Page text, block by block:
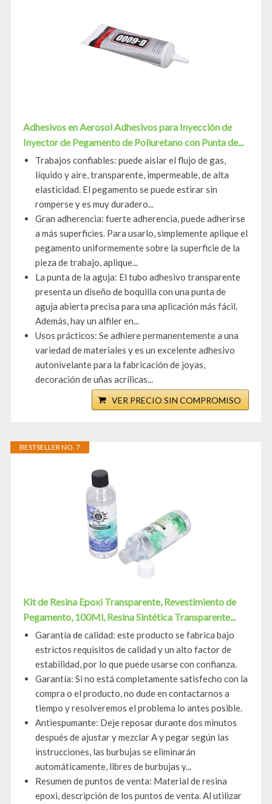
Adhesivos en Aerosol Adhesivos para Inyección de
Inyector de Pegamento de Poliuretano con Punta de...
Trabajos confiables: puede aislar el flujo de gas,
líquido y aire, transparente, impermeable, de alta
elasticidad. El pegamento se puede estirar sin
romperse y es muy duradero...
Gran adherencia: fuerte adherencia, puede adherirse
a más superficies. Para usarlo, simplemente aplique el
pegamento uniformemente sobre la superficie de la
pieza de trabajo, aplique...
La punta de la aguja: El tubo adhesivo transparente
presenta un diseño de boquilla con una punta de
aguja abierta precisa para una aplicación más fácil.
Además, hay un alfiler en...
Usos prácticos: Se adhiere permanentemente a una
variedad de materiales y es un excelente adhesivo
autonivelante para la fabricación de joyas,
decoración de uñas acrílicas...
VER PRECIO SIN COMPROMISO
BESTSELLER NO. 7
Kit de Resina Epoxi Transparente, Revestimiento de
Pegamento, 100Ml, Resina Sintética Transparente...
Garantía de calidad: este producto se fabrica bajo
estrictos requisitos de calidad y un alto factor de
estabilidad, por lo que puede usarse con confianza.
Garantía: Si no está completamente satisfecho con la
compra o el producto, no dude en contactarnos a
tiempo y resolveremos el problema lo antes posible.
Antiespumante: Deje reposar durante dos minutos
después de ajustar y mezclar A y pegar según las
instrucciones, las burbujas se eliminarán
automáticamente, libres de burbujas y...
Resumen de puntos de venta: Material de resina
epoxi, descripción de los puntos de venta. Al utilizar